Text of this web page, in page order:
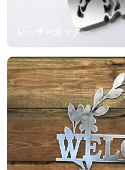
レーザーカッター